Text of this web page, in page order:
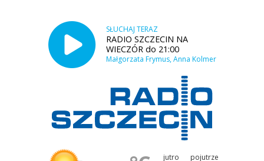
SŁUCHAJ TERAZ
RADIO SZCZECIN NA
WIECZÓR do 21:00
Małgorzata Frymus, Anna Kolmer
jutro pojutrze